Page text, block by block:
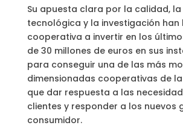
Su apuesta clara por la calidad,
tecnológica y la investigación han
cooperativa a invertir en los
de 30 millones de euros en sus
para conseguir una de las más
dimensionadas cooperativas de
que dar respuesta a las
clientes y responder a los nuevos
consumidor.